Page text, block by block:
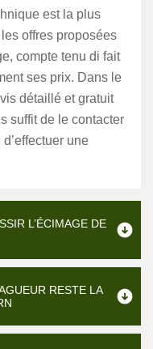
est la plus
offres proposées
compte tenu di fait
ses prix. Dans le
détaillé et gratuit
suffit de le contacter
une
L’ÉCIMAGE DE
RESTE LA